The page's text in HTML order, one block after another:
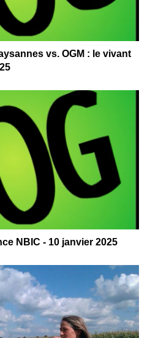
vs. OGM : le vivant
NBIC - 10 janvier 2025